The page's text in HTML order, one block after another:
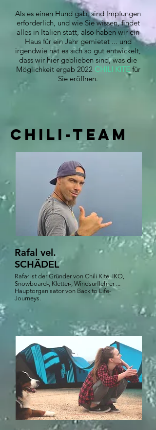
Als es einen Hund gab, sind Impfungen
erforderlich, und wie Sie wissen, findet
alles in Italien statt, also haben wir ein
Haus für ein Jahr gemietet ... und
irgendwie hat es sich so gut entwickelt,
dass wir hier geblieben sind, was die
Möglichkeit ergab 2022 CHILI KITEfür
Sie eröffnen.
CHILI-TEAM
Rafal vel.
SCHÄDEL
Rafał ist der Gründer von Chili Kite, IKO,
Snowboard-, Kletter-, Windsurflehrer ...
Hauptorganisator von Back to Life-
Journeys.